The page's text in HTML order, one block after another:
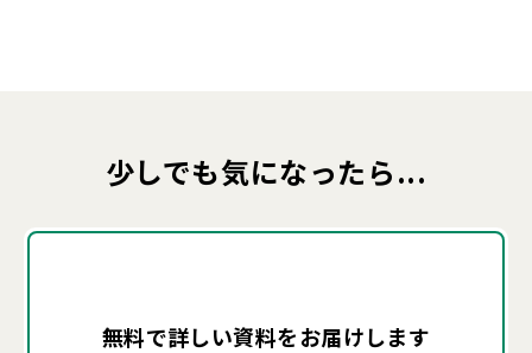
少しでも気になったら...
無料で詳しい資料をお届けします